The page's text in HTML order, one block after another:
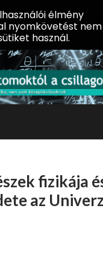
AZ
KT
Ó Kar
fizikája
az
élmény
nyomkövetést nem
használ.